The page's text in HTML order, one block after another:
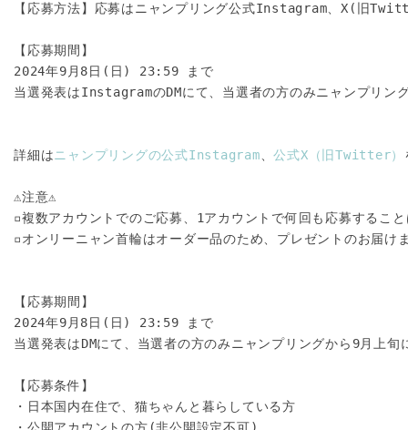
【応募方法】応募はニャンプリング公式Instagram、X(旧
【応募期間】
2024年9月8日(日) 23:59 まで
当選発表はInstagramのDMにて、当選者の方のみニャンプリン
詳細はニャンプリングの公式Instagram、公式X（旧Twitter）
⚠️注意⚠️
▫️複数アカウントでのご応募、1アカウントで何回も応募するこ
▫️オンリーニャン首輪はオーダー品のため、プレゼントのお届
【応募期間】
2024年9月8日(日) 23:59 まで
当選発表はDMにて、当選者の方のみニャンプリングから9月上旬
【応募条件】
・日本国内在住で、猫ちゃんと暮らしている方